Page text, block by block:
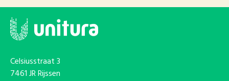
Celsiusstraat 3
7461 JR Rijssen